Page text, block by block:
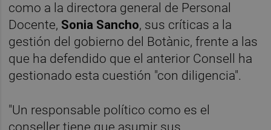
como a la directora general de Personal
Docente, Sonia Sancho, sus críticas a la
gestión del gobierno del Botànic, frente a las
que ha defendido que el anterior Consell ha
gestionado esta cuestión "con diligencia".
"Un responsable político como es el